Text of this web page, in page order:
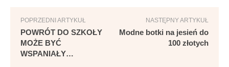
POPRZEDNI ARTYKUŁ
POWRÓT DO SZKOŁY
MOŻE BYĆ
WSPANIAŁY…
NASTĘPNY ARTYKUŁ
Modne botki na jesień do
100 złotych